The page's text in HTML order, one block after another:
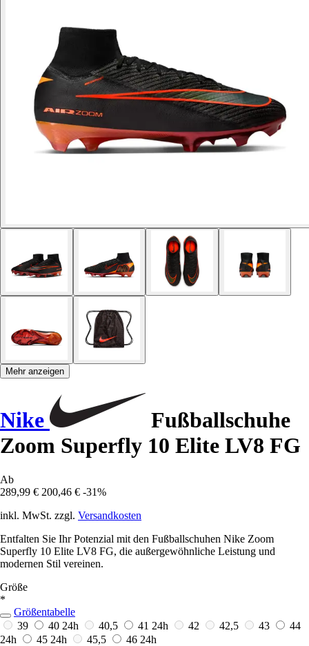
Mehr anzeigen
Nike
Fußballschuhe
Zoom Superfly 10 Elite LV8 FG
Ab
289,99 € 200,46 € -31%
inkl. MwSt. zzgl. Versandkosten
Entfalten Sie Ihr Potenzial mit den Fußballschuhen Nike Zoom
Superfly 10 Elite LV8 FG, die außergewöhnliche Leistung und
modernen Stil vereinen.
Größe
*
Größentabelle
39
40 24h 40,5 41 24h 42 42,5 43
44
24h
45 24h 45,5 46 24h